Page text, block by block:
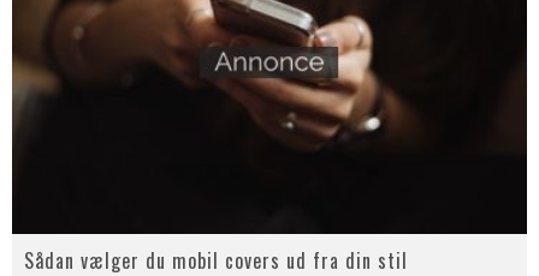
Sådan vælger du mobil covers ud fra din stil